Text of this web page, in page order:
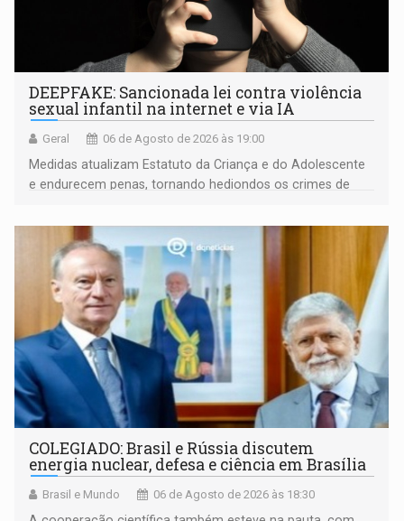
DEEPFAKE: Sancionada lei contra violência
sexual infantil na internet e via IA
Geral 06 de Agosto de 2026 às 19:00
Medidas atualizam Estatuto da Criança e do Adolescente
e endurecem penas, tornando hediondos os crimes de
COLEGIADO: Brasil e Rússia discutem
energia nuclear, defesa e ciência em Brasília
Brasil e Mundo 06 de Agosto de 2026 às 18:30